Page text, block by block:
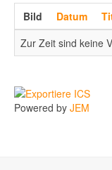
Bild Datum
Zur Zeit sind keine
Powered by JEM